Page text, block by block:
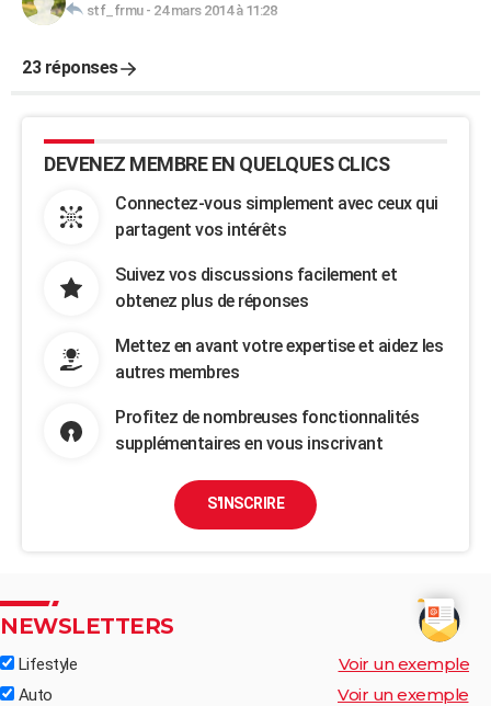
stf_frmu- 24 mars 2014 à 11:28
23 réponses
DEVENEZ MEMBRE EN QUELQUES CLICS
Connectez-vous simplement avec ceux qui
partagent vos intérêts
Suivez vos discussions facilement et
obtenez plus de réponses
Mettez en avant votre expertise et aidez les
autres membres
Profitez de nombreuses fonctionnalités
supplémentaires en vous inscrivant
S'INSCRIRE
NEWSLETTERS
Lifestyle Voir un exemple
Auto Voir un exemple